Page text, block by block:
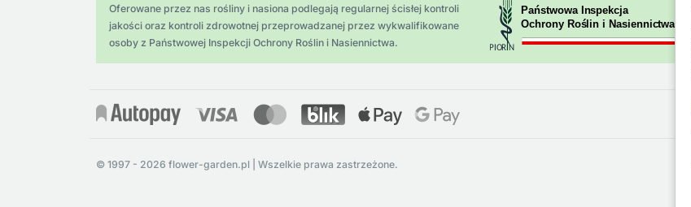
Oferowane przez nas rośliny i nasiona podlegają regularnej ścisłej kontroli
jakości oraz kontroli zdrowotnej przeprowadzanej przez wykwalifikowane
osoby z Państwowej Inspekcji Ochrony Roślin i Nasiennictwa.
© 1997 - 2026 flower-garden.pl | Wszelkie prawa zastrzeżone.